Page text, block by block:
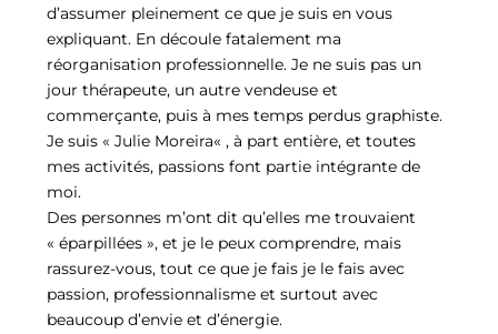
d’assumer pleinement ce que je suis en vous
expliquant. En découle fatalement ma
réorganisation professionnelle. Je ne suis pas un
jour thérapeute, un autre vendeuse et
commerçante, puis à mes temps perdus graphiste.
Je suis « Julie Moreira« , à part entière, et toutes
mes activités, passions font partie intégrante de
moi.
Des personnes m’ont dit qu’elles me trouvaient
« éparpillées », et je le peux comprendre, mais
rassurez-vous, tout ce que je fais je le fais avec
passion, professionnalisme et surtout avec
beaucoup d’envie et d’énergie.